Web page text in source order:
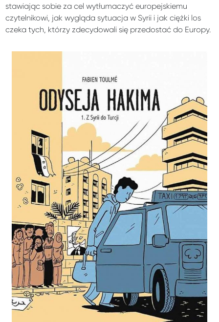
stawiając sobie za cel wytłumaczyć europejskiemu
czytelnikowi, jak wygląda sytuacja w Syrii i jak ciężki los
czeka tych, którzy zdecydowali się przedostać do Europy.